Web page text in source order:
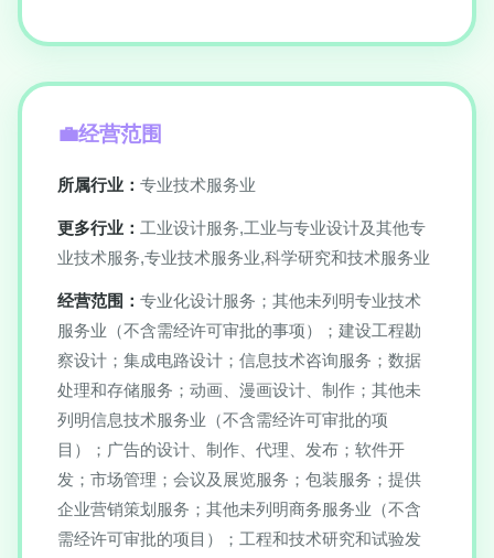
经营范围
所属行业： 专业技术服务业
更多行业： 工业设计服务,工业与专业设计及其他专
业技术服务,专业技术服务业,科学研究和技术服务业
经营范围： 专业化设计服务；其他未列明专业技术
服务业（不含需经许可审批的事项）；建设工程勘
察设计；集成电路设计；信息技术咨询服务；数据
处理和存储服务；动画、漫画设计、制作；其他未
列明信息技术服务业（不含需经许可审批的项
目）；广告的设计、制作、代理、发布；软件开
发；市场管理；会议及展览服务；包装服务；提供
企业营销策划服务；其他未列明商务服务业（不含
需经许可审批的项目）；工程和技术研究和试验发